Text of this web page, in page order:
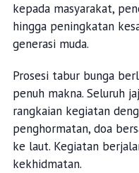
kepada masyarakat,
hingga peningkatan
generasi muda.
Prosesi tabur bunga
penuh makna. Seluruh
rangkaian kegiatan
penghormatan, doa
ke laut. Kegiatan
kekhidmatan.